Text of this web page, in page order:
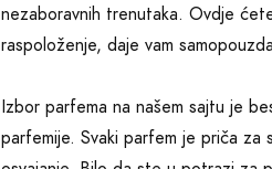
nezaboravnih trenutaka. Ovdje
raspoloženje, daje vam
Izbor parfema na našem sajtu je
parfemije. Svaki parfem je priča za